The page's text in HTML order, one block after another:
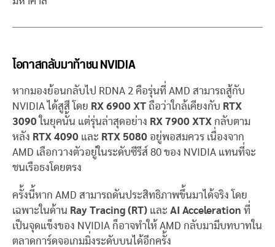
โอกาสกลับมาท้าชน NVIDIA
หากมองย้อนกลับไป RDNA 2 คือรุ่นที่ AMD สามารถสู้กับ
NVIDIA ได้สูสี โดย RX 6900 XT ถือว่าใกล้เคียงกับ RTX
3090 ในยุคนั้น แต่รุ่นล่าสุดอย่าง RX 7900 XTX กลับตาม
หลัง RTX 4090 และ RTX 5080 อยู่พอสมควร เนื่องจาก
AMD เลือกวางตัวอยู่ในระดับซีรีส์ 80 ของ NVIDIA แทนที่จะ
ชนเรือธงโดยตรง
ครั้งนี้หาก AMD สามารถดันประสิทธิภาพขึ้นมาได้จริง โดย
เฉพาะในด้าน Ray Tracing (RT) และ AI Acceleration ที่
เป็นจุดแข็งของ NVIDIA ก็อาจทำให้ AMD กลับมามีบทบาทใน
ตลาดการ์ดจอเกมมิ่งระดับบนได้อีกครั้ง